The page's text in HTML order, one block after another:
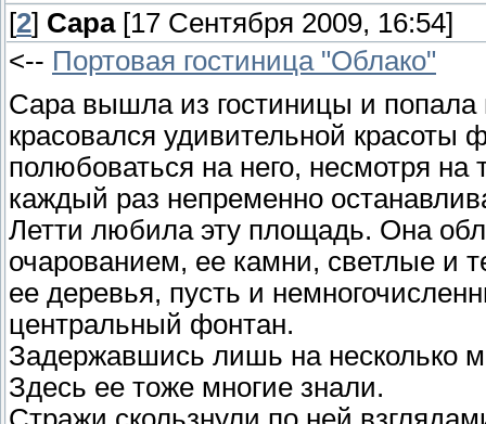
[2] Сара[17 Сентября 2009, 16:54]
<-- Портовая гостиница "Облако"
Сара вышла из гостиницы и попала
красовался удивительной
полюбоваться на него, несмотря на
каждый раз непременно
Летти любила эту площадь. Она
очарованием, ее камни, светлые и
ее деревья, пусть и
центральный фонтан.
Задержавшись лишь на несколько
Здесь ее тоже многие знали.